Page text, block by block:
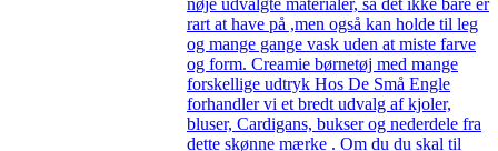
rart at have på ,men også kan holde til leg
og mange gange vask uden at miste farve
og form. Creamie børnetøj med mange
forskellige udtryk Hos De Små Engle
forhandler vi et bredt udvalg af kjoler,
bluser, Cardigans, bukser og nederdele fra
dette skønne mærke . Om du du skal til